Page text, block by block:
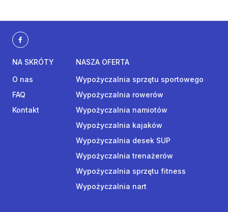
NA SKRÓTY
O nas
FAQ
Kontakt
NASZA OFERTA
Wypożyczalnia sprzętu sportowego
Wypożyczalnia rowerów
Wypożyczalnia namiotów
Wypożyczalnia kajaków
Wypożyczalnia desek SUP
Wypożyczalnia trenażerów
Wypożyczalnia sprzętu fitness
Wypożyczalnia nart